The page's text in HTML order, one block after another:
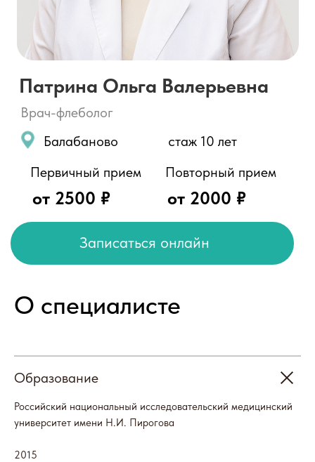
стаж 10 лет
Балабаново
Записаться онлайн
Первичный прием
от 2500 ₽
Повторный прием
от 2000 ₽
О специалисте
Образование
Российский национальный исследовательский медицинский
университет имени Н.И. Пирогова
2015